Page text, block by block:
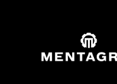
REGISTER